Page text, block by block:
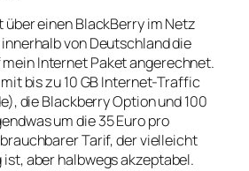
einen BlackBerry im Netz
von Deutschland die
Internet Paket angerechnet.
bis zu 10 GB Internet-Traffic
die Blackberry Option und 100
um die 35 Euro pro
Tarif, der vielleicht
aber halbwegs akzeptabel.